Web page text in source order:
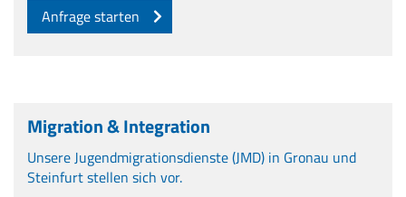
Anfrage starten
Migration & Integration
Unsere Jugendmigrationsdienste (JMD) in Gronau und
Steinfurt stellen sich vor.